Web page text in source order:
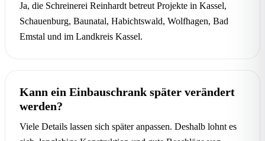
Ja, die Schreinerei Reinhardt betreut Projekte in Kassel,
Schauenburg, Baunatal, Habichtswald, Wolfhagen, Bad
Emstal und im Landkreis Kassel.
Kann ein Einbauschrank später verändert
werden?
Viele Details lassen sich später anpassen. Deshalb lohnt es